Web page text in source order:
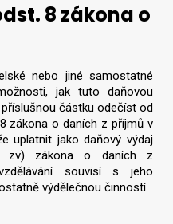
8 zákona o
nebo jiné samostatné
jak tuto daňovou
částku odečíst od
zákona o daních z příjmů v
uplatnit jako daňový výdaj
zákona o daních z
souvisí s jeho
výdělečnou činností.